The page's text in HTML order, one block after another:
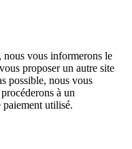
nous vous informerons le
proposer un autre site
possible, nous vous
à un
paiement utilisé.